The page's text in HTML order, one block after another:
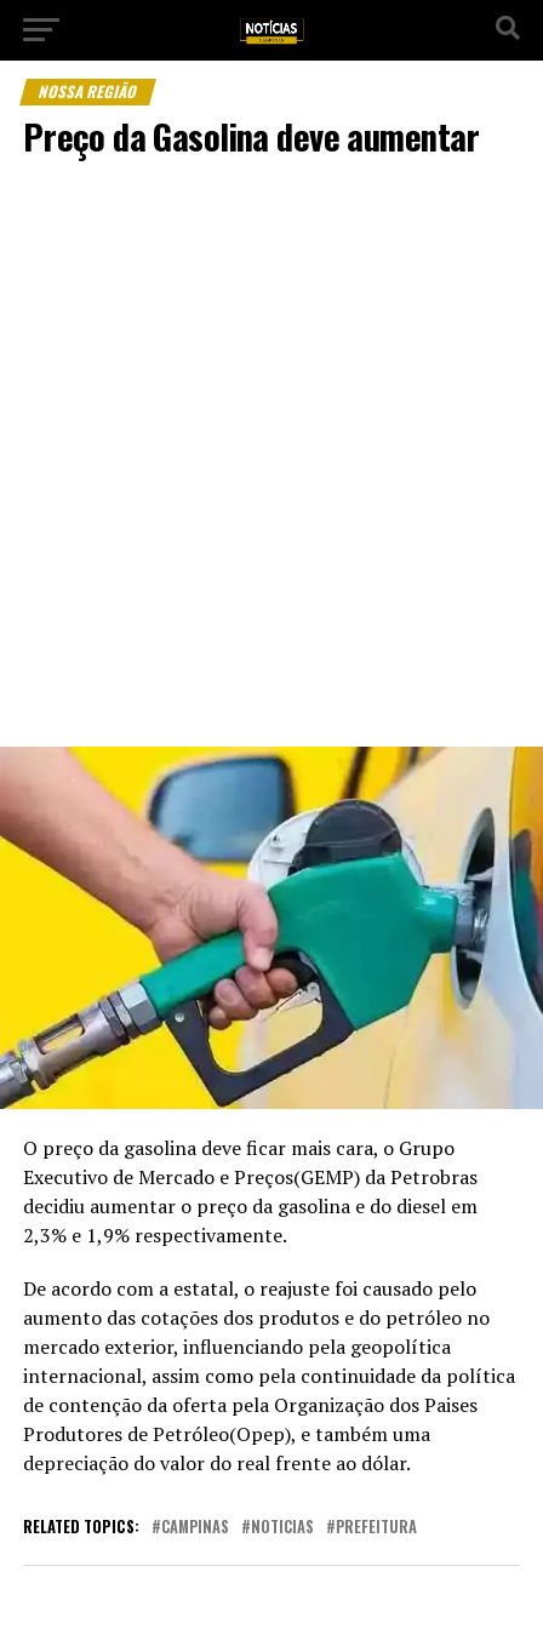
NOSSA REGIÃO
Preço da Gasolina deve aumentar
O preço da gasolina deve ficar mais cara, o Grupo
Executivo de Mercado e Preços(GEMP) da Petrobras
decidiu aumentar o preço da gasolina e do diesel em
2,3% e 1,9% respectivamente.
De acordo com a estatal, o reajuste foi causado pelo
aumento das cotações dos produtos e do petróleo no
mercado exterior, influenciando pela geopolítica
internacional, assim como pela continuidade da política
de contenção da oferta pela Organização dos Paises
Produtores de Petróleo(Opep), e também uma
depreciação do valor do real frente ao dólar.
RELATED TOPICS: CAMPINAS NOTICIAS PREFEITURA